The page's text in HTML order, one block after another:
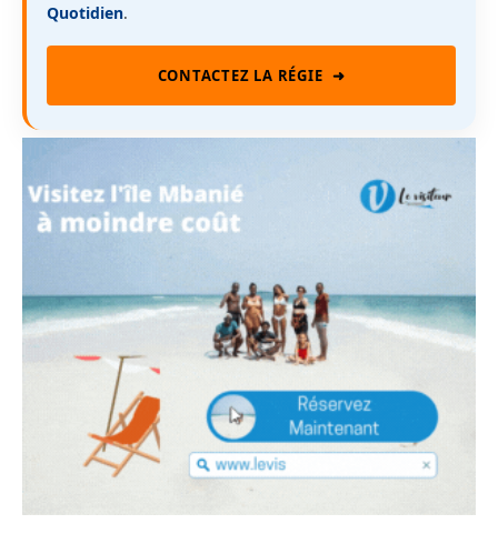
Quotidien.
CONTACTEZ LA RÉGIE ➜